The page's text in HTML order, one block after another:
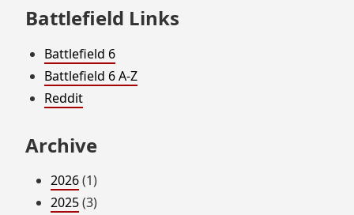
Battlefield Links
Battlefield 6
Battlefield 6 A-Z
Reddit
Archive
2026(1)
2025(3)